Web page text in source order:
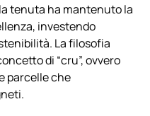
tenuta ha mantenuto la
investendo
La filosofia
di “cru”, ovvero
parcelle che